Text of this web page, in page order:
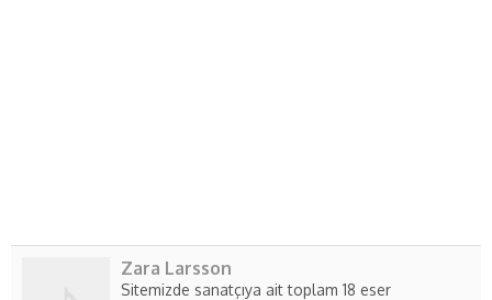
Zara Larsson
Sitemizde sanatçıya ait toplam 18 eser